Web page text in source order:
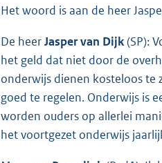
Het woord is aan de heer
De heerJasper van Dijk(SP):
het geld dat niet door de
onderwijs dienen kosteloos te
goed te regelen. Onderwijs is
worden ouders op allerlei
het voortgezet onderwijs